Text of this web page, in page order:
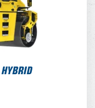
TARIF SEMAINE
TARIF MENSUEL